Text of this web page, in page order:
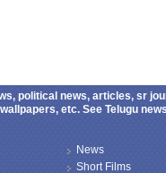
political news, articles, sr
etc. See Telugu
News
Short Films